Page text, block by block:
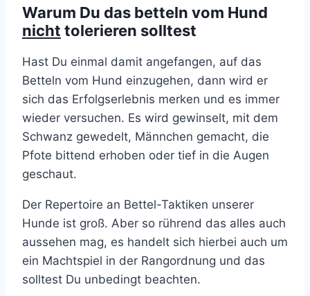
Warum Du das betteln vom Hund
nicht tolerieren solltest
Hast Du einmal damit angefangen, auf das
Betteln vom Hund einzugehen, dann wird er
sich das Erfolgserlebnis merken und es immer
wieder versuchen. Es wird gewinselt, mit dem
Schwanz gewedelt, Männchen gemacht, die
Pfote bittend erhoben oder tief in die Augen
geschaut.
Der Repertoire an Bettel-Taktiken unserer
Hunde ist groß. Aber so rührend das alles auch
aussehen mag, es handelt sich hierbei auch um
ein Machtspiel in der Rangordnung und das
solltest Du unbedingt beachten.